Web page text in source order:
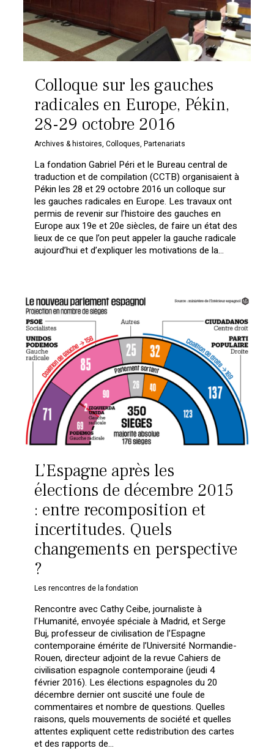
Colloque sur les gauches
radicales en Europe, Pékin,
28-29 octobre 2016
Archives & histoires,Colloques,Partenariats
La fondation Gabriel Péri et le Bureau central de
traduction et de compilation (CCTB) organisaient à
Pékin les 28 et 29 octobre 2016 un colloque sur
les gauches radicales en Europe. Les travaux ont
permis de revenir sur l’histoire des gauches en
Europe aux 19e et 20e siècles, de faire un état des
lieux de ce que l’on peut appeler la gauche radicale
aujourd’hui et d’expliquer les motivations de la…
L’Espagne après les
élections de décembre 2015
: entre recomposition et
incertitudes. Quels
changements en perspective
?
Les rencontres de la fondation
Rencontre avec Cathy Ceibe, journaliste à
l’Humanité, envoyée spéciale à Madrid, et Serge
Buj, professeur de civilisation de l’Espagne
contemporaine émérite de l’Université Normandie-
Rouen, directeur adjoint de la revue Cahiers de
civilisation espagnole contemporaine (jeudi 4
février 2016). Les élections espagnoles du 20
décembre dernier ont suscité une foule de
commentaires et nombre de questions. Quelles
raisons, quels mouvements de société et quelles
attentes expliquent cette redistribution des cartes
et des rapports de…